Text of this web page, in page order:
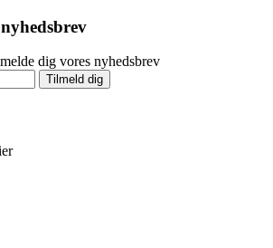
dig vores nyhedsbrev
Tilmeld dig